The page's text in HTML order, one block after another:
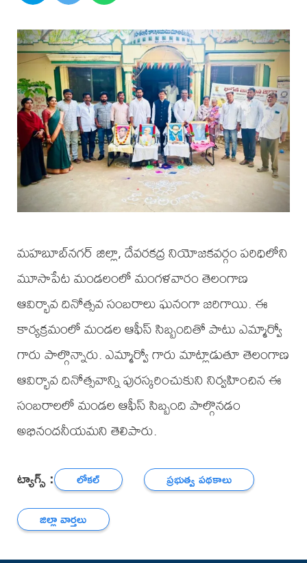
మహబూబ్‌నగర్ జిల్లా, దేవరకద్ర నియోజకవర్గం పరిధిలోని
మూసాపేట మండలంలో మంగళవారం తెలంగాణ
ఆవిర్భావ దినోత్సవ సంబరాలు ఘనంగా జరిగాయి. ఈ
కార్యక్రమంలో మండల ఆఫీస్ సిబ్బందితో పాటు ఎమ్మార్వో
గారు పాల్గొన్నారు. ఎమ్మార్వో గారు మాట్లాడుతూ తెలంగాణ
ఆవిర్భావ దినోత్సవాన్ని పురస్కరించుకుని నిర్వహించిన ఈ
సంబరాలలో మండల ఆఫీస్ సిబ్బంది పాల్గొనడం
అభినందనీయమని తెలిపారు.
ట్యాగ్స్ : లోకల్
ప్రభుత్వ పథకాలు
జిల్లా వార్తలు